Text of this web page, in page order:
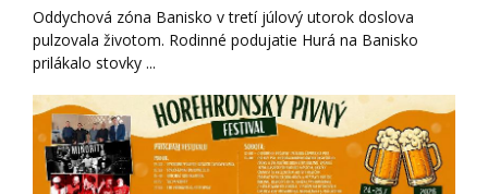
Oddychová zóna Banisko v tretí júlový utorok doslova
pulzovala životom. Rodinné podujatie Hurá na Banisko
prilákalo stovky ...